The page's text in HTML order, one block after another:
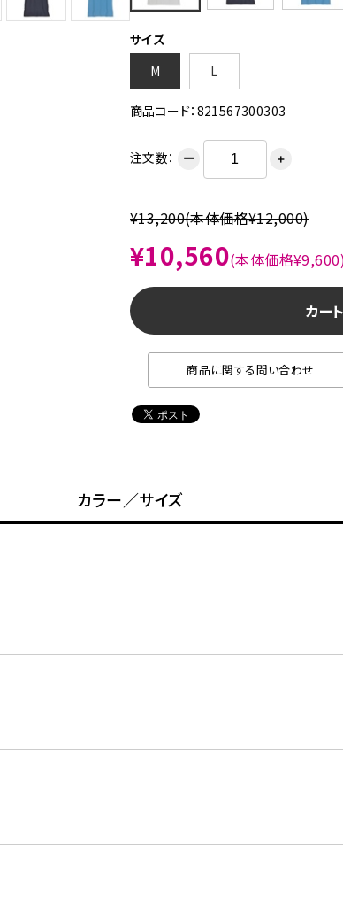
サイズ
M
L
商品コード：821567300303
注文数： ー ＋
¥13,200(本体価格¥12,000)
¥10,560(本体価格
カー
商品に関する問い合わせ
カラー／サイズ